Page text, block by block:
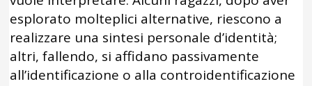
esplorato molteplici alternative, riescono a
realizzare una sintesi personale d’identità;
altri, fallendo, si affidano passivamente
all’identificazione o alla controidentificazione